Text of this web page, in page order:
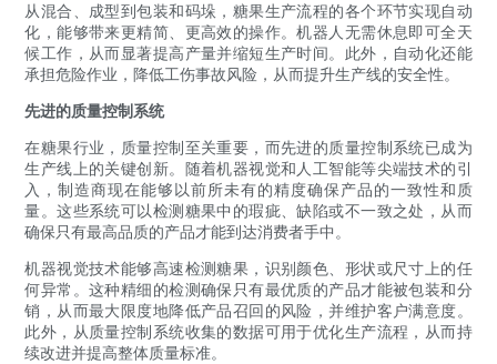
从混合、成型到包装和码垛，糖果生产流程的各个环节实现自动
化，能够带来更精简、更高效的操作。机器人无需休息即可全天
候工作，从而显著提高产量并缩短生产时间。此外，自动化还能
承担危险作业，降低工伤事故风险，从而提升生产线的安全性。
先进的质量控制系统
在糖果行业，质量控制至关重要，而先进的质量控制系统已成为
生产线上的关键创新。随着机器视觉和人工智能等尖端技术的引
入，制造商现在能够以前所未有的精度确保产品的一致性和质
量。这些系统可以检测糖果中的瑕疵、缺陷或不一致之处，从而
确保只有最高品质的产品才能到达消费者手中。
机器视觉技术能够高速检测糖果，识别颜色、形状或尺寸上的任
何异常。这种精细的检测确保只有最优质的产品才能被包装和分
销，从而最大限度地降低产品召回的风险，并维护客户满意度。
此外，从质量控制系统收集的数据可用于优化生产流程，从而持
续改进并提高整体质量标准。